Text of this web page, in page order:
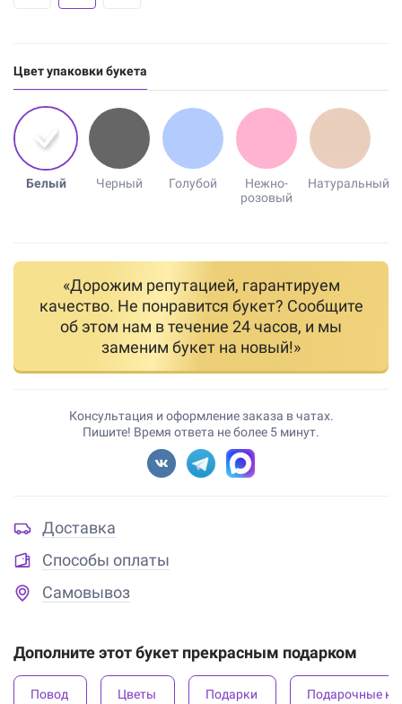
Цвет упаковки букета
Белый Черный Голубой
Нежно-
розовый
Натуральный
«Дорожим репутацией, гарантируем
качество. Не понравится букет? Сообщите
об этом нам в течение 24 часов, и мы
заменим букет на новый!»
Консультация и оформление заказа в чатах.
Пишите! Время ответа не более 5 минут.
Доставка
Способы оплаты
Самовывоз
Дополните этот букет прекрасным подарком
Повод Цветы Подарки Подарочные